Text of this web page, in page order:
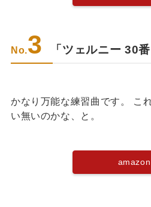
No.3 「ツェルニー 30番
かなり万能な練習曲です。 こ
い無いのかな、と。
amazon